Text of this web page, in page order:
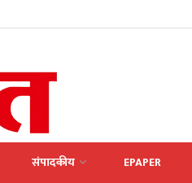
संपादकीय EPAPER